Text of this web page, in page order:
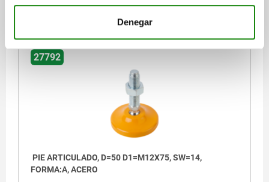
Denegar
$285.95
27792
PIE ARTICULADO, D=50 D1=M12X75, SW=14,
FORMA:A, ACERO